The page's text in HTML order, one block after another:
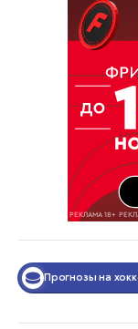
Прогнозы на